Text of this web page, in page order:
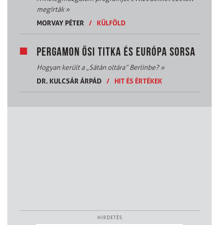
megírták»
MORVAY PÉTER / KÜLFÖLD
PERGAMON ŐSI TITKA ÉS EURÓPA SORSA
Hogyan került a „Sátán oltára” Berlinbe?»
DR. KULCSÁR ÁRPÁD
/ HIT ÉS ÉRTÉKEK
HIRDETÉS